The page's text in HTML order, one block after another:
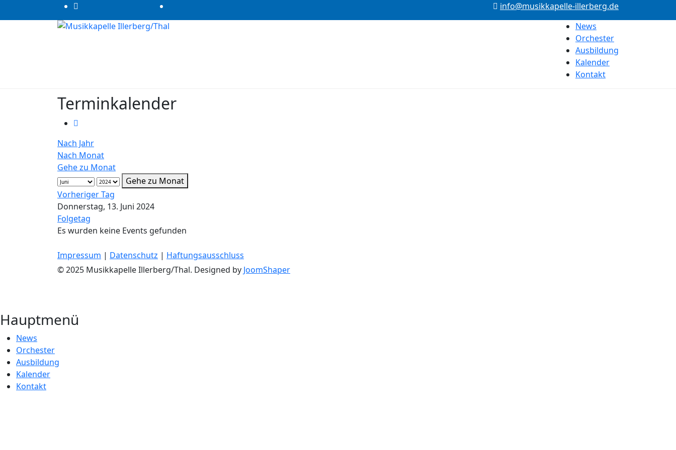
info@musikkapelle-illerberg.de
News
Orchester
Ausbildung
Kalender
Kontakt
Terminkalender
Nach Jahr
Nach Monat
Gehe zu Monat
Gehe zu Monat
Vorheriger Tag
Donnerstag, 13. Juni 2024
Folgetag
Es wurden keine Events gefunden
Impressum | Datenschutz | Haftungsausschluss
© 2025 Musikkapelle Illerberg/Thal. Designed by JoomShaper
Hauptmenü
News
Orchester
Ausbildung
Kalender
Kontakt